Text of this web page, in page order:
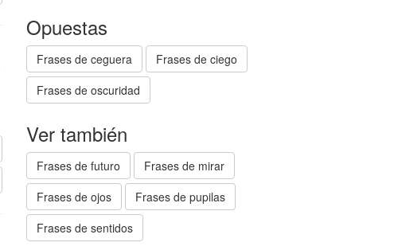
Opuestas
Frases de ceguera
Frases de ciego
Frases de oscuridad
Ver también
Frases de futuro
Frases de mirar
Frases de ojos
Frases de pupilas
Frases de sentidos